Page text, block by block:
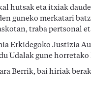
hutsak eta itxiak
guneko merkatari
traba pertsonal
Erkidegoko Justizia
Udalak gune
Berrik, bai hiriak